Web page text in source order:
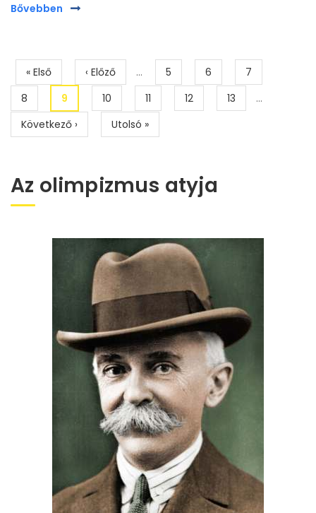
Bővebben
Oldalszámozás
Első
oldal
« Első
Előző
oldal
‹ Előző … Page
5 Page
6 Page
7
Page
8
Jelenlegi
oldal
9 Page
10 Page
11 Page
12 Page
13
…
Következő
oldal
Következő ›
Utolsó
oldal
Utolsó »
Az olimpizmus atyja